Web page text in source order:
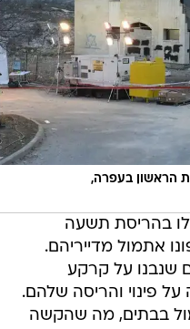
הראשון בעפרה,
בהריסת תשעה
אתמול מדייריהם.
שנבנו על קרקע
פינוי והריסה שלהם.
בבתים, מה שהקשה